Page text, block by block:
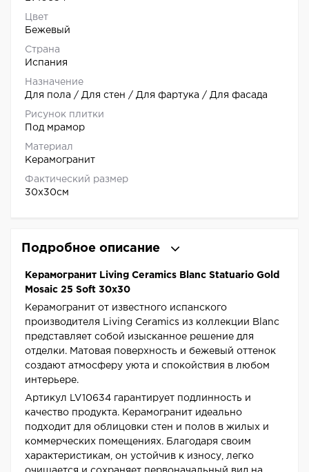
Цвет
Бежевый
Страна
Испания
Назначение
Для пола / Для стен / Для фартука / Для фасада
Рисунок плитки
Под мрамор
Материал
Керамогранит
Фактический размер
30x30см
Подробное описание
Керамогранит Living Ceramics Blanc Statuario Gold
Mosaic 25 Soft 30x30
Керамогранит от известного испанского
производителя Living Ceramics из коллекции Blanc
представляет собой изысканное решение для
отделки. Матовая поверхность и бежевый оттенок
создают атмосферу уюта и спокойствия в любом
интерьере.
Артикул LV10634 гарантирует подлинность и
качество продукта. Керамогранит идеально
подходит для облицовки стен и полов в жилых и
коммерческих помещениях. Благодаря своим
характеристикам, он устойчив к износу, легко